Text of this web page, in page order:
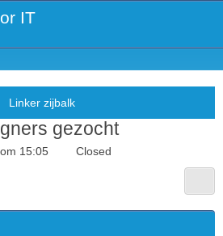
IT
gezocht
15:05 Closed